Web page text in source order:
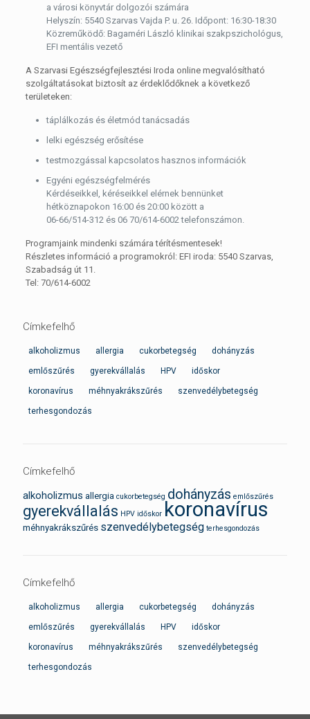
a városi könyvtár dolgozói számára
Helyszín: 5540 Szarvas Vajda P. u. 26. Időpont: 16:30-18:30
Közreműködő: Bagaméri László klinikai szakpszichológus,
EFI mentális vezető
A Szarvasi Egészségfejlesztési Iroda online megvalósítható
szolgáltatásokat biztosít az érdeklődőknek a következő
területeken:
táplálkozás és életmód tanácsadás
lelki egészség erősítése
testmozgással kapcsolatos hasznos információk
Egyéni egészségfelmérés
Kérdéseikkel, kéréseikkel elérnek bennünket
hétköznapokon 16:00 és 20:00 között a
06-66/514-312 és 06 70/614-6002 telefonszámon.
Programjaink mindenki számára térítésmentesek!
Részletes információ a programokról: EFI iroda: 5540 Szarvas,
Szabadság út 11.
Tel: 70/614-6002
Címkefelhő
alkoholizmus allergia cukorbetegség dohányzás
emlőszűrés gyerekvállalás HPV időskor
koronavírus méhnyakrákszűrés szenvedélybetegség
terhesgondozás
Címkefelhő
alkoholizmus allergia cukorbetegség dohányzás emlőszűrés
gyerekvállalás HPV időskor koronavírus
méhnyakrákszűrés szenvedélybetegség terhesgondozás
Címkefelhő
alkoholizmus allergia cukorbetegség dohányzás
emlőszűrés gyerekvállalás HPV időskor
koronavírus méhnyakrákszűrés szenvedélybetegség
terhesgondozás